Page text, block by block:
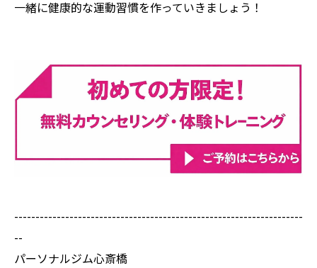
一緒に健康的な運動習慣を作っていきましょう！
--------------------------------------------------------------------
--
パーソナルジム心斎橋